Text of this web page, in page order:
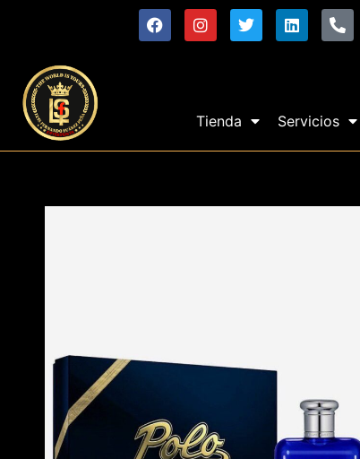
Tienda Servicios